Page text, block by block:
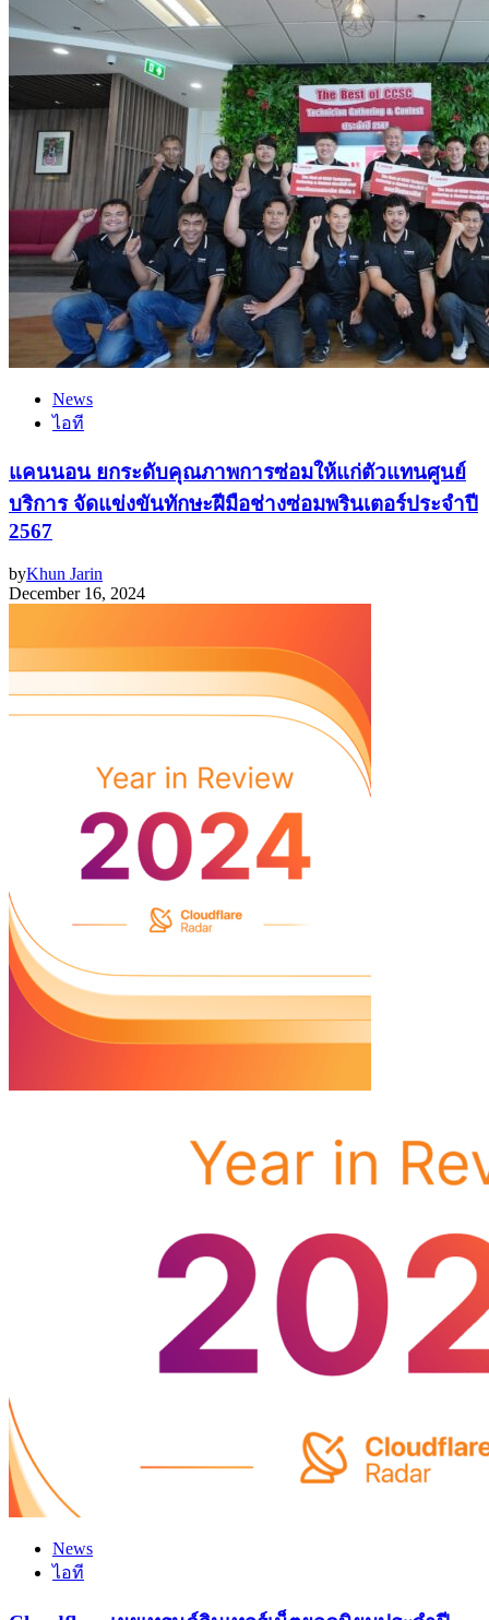
News
ไอที
แคนนอน ยกระดับคุณภาพการซ่อมให้แก่ตัวแทนศูนย์
บริการ จัดแข่งขันทักษะฝีมือช่างซ่อมพรินเตอร์ประจำปี
2567
byKhun Jarin
December 16, 2024
News
ไอที